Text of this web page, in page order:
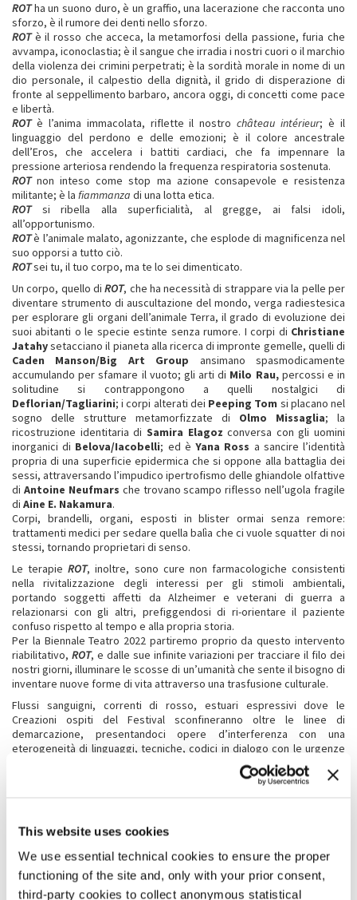
This website uses cookies
We use essential technical cookies to ensure the proper
functioning of the site and, only with your prior consent,
third-party cookies to collect anonymous statistical
ROTha un suono duro, è un graffio, una lacerazione che racconta uno
sforzo, è il rumore dei denti nello sforzo.
ROTè il rosso che acceca, la metamorfosi della passione, furia che
avvampa, iconoclastia; è il sangue che irradia i nostri cuori o il marchio
della violenza dei crimini perpetrati; è la sordità morale in nome di un
dio personale, il calpestio della dignità, il grido di disperazione di
fronte al seppellimento barbaro, ancora oggi, di concetti come pace
e libertà.
ROTè l’anima immacolata, riflette il nostrochâteau intérieur; è il
linguaggio del perdono e delle emozioni; è il colore ancestrale
dell’Eros, che accelera i battiti cardiaci, che fa impennare la
pressione arteriosa rendendo la frequenza respiratoria sostenuta.
ROTnon inteso come stop ma azione consapevole e resistenza
militante; è la fiammanza di una lotta etica.
ROTsi ribella alla superficialità, al gregge, ai falsi idoli,
all’opportunismo.
ROTè l’animale malato, agonizzante, che esplode di magnificenza nel
suo opporsi a tutto ciò.
ROTsei tu, il tuo corpo, ma te lo sei dimenticato.
Un corpo, quello diROT, che ha necessità di strappare via la pelle per
diventare strumento di auscultazione del mondo, verga radiestesica
per esplorare gli organi dell’animale Terra, il grado di evoluzione dei
suoi abitanti o le specie estinte senza rumore. I corpi di Christiane
Jatahysetacciano il pianeta alla ricerca di impronte gemelle, quelli di
Caden Manson/Big Art Group ansimano spasmodicamente
accumulando per sfamare il vuoto; gli arti di Milo Rau,percossi e in
solitudine si contrappongono a quelli nostalgici di
Deflorian/Tagliarini; i corpi alterati dei Peeping Tom si placano nel
sogno delle strutture metamorfizzate di Olmo Missaglia; la
ricostruzione identitaria di Samira Elagoz conversa con gli uomini
inorganici di Belova/Iacobelli; ed èYana Ross a sancire l’identità
propria di una superficie epidermica che si oppone alla battaglia dei
sessi, attraversando l’impudico ipertrofismo delle ghiandole olfattive
di Antoine Neufmars che trovano scampo riflesso nell’ugola fragile
di Aine E. Nakamura.
Corpi, brandelli, organi, esposti in blister ormai senza remore:
trattamenti medici per sedare quella balìa che ci vuole squatter di noi
stessi, tornando proprietari di senso.
Le terapieROT, inoltre, sono cure non farmacologiche consistenti
nella rivitalizzazione degli interessi per gli stimoli ambientali,
portando soggetti affetti da Alzheimer e veterani di guerra a
relazionarsi con gli altri, prefiggendosi di ri-orientare il paziente
confuso rispetto al tempo e alla propria storia.
Per la Biennale Teatro 2022 partiremo proprio da questo intervento
riabilitativo, ROT, e dalle sue infinite variazioni per tracciare il filo dei
nostri giorni, illuminare le scosse di un’umanità che sente il bisogno di
inventare nuove forme di vita attraverso una trasfusione culturale.
Flussi sanguigni, correnti di rosso, estuari espressivi dove le
Creazioni ospiti del Festival sconfineranno oltre le linee di
demarcazione, presentandoci opere d’interferenza con una
eterogeneità di linguaggi, tecniche, codici in dialogo con le urgenze
del Presente. Non un solo teatro ma molti teatri possibili; in un
giovani talenti dando loro voce, visibilità e l’opportunità di
sperimentare, realizzare creazioni originali con l’ausilio dei Bandi di
Biennale College Teatro (per Registi Under 35, Autori Under 40 e
Performer Under 40); e attraverso Tavole Rotonde e Masterclass –
coadiuvati da un’equipe internazionale di studiosi, operatori,